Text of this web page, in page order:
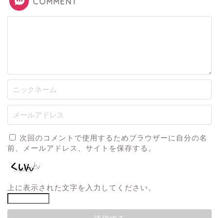
次回のコメントで使用するためブラウザーに自分の名
前、メールアドレス、サイトを保存する。
上に表示された文字を入力してください。